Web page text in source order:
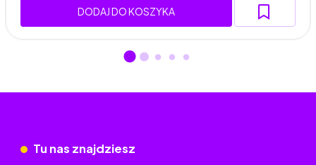
DODAJ DO KOSZYKA
Tu nas znajdziesz